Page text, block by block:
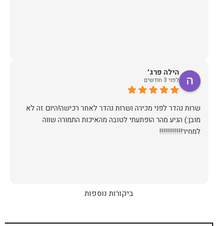
הילה פרג'
לפני 3 חודשים
שרות נהדר לפני מכירה ושרות נהדר לאחר רכישה!היום זה לא
מובן:) הגיע מהר הופתעתי לטובה מהאיכות התמורה שווה
למחיר!!!!!!!!!!!!
ביקורות נוספות